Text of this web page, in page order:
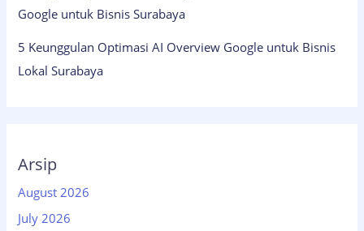
Google untuk Bisnis Surabaya
5 Keunggulan Optimasi AI Overview Google untuk Bisnis
Lokal Surabaya
Arsip
August 2026
July 2026